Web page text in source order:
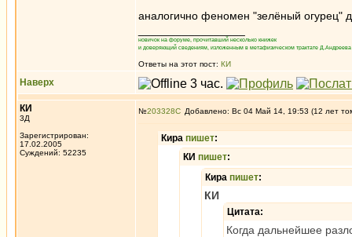
аналогично феномен "зелёный огурец"
новичок на форуме, прочитавший несколько книжек
и доверяющий сведениям, изложенным в метафизическом трактате
Ответы на этот пост: КИ
Наверх
КИ
3Д
Зарегистрирован:
17.02.2005
Суждений: 52235
№203328 Добавлено: Вс 04 Май 14, 19:53 (12 лет
Кира пишет:
КИ пишет:
Кира пишет:
КИ
Цитата:
Когда дальнейшее